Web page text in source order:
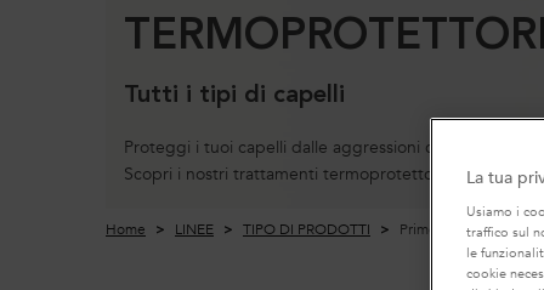
TERMOPROTETTORI
Tutti i tipi di capelli
Proteggi i tuoi capelli dalle aggressioni causate da
Scopri i nostri trattamenti termoprotettori per tutti i
Home LINEE TIPO DI PRODOTTI Primer
La tua
Usiamo i
traffico sul
le
cookie